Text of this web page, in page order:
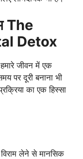
The
Detox
जीवन में एक
पर दूरी बनाना भी
का एक हिस्सा
लेने से मानसिक